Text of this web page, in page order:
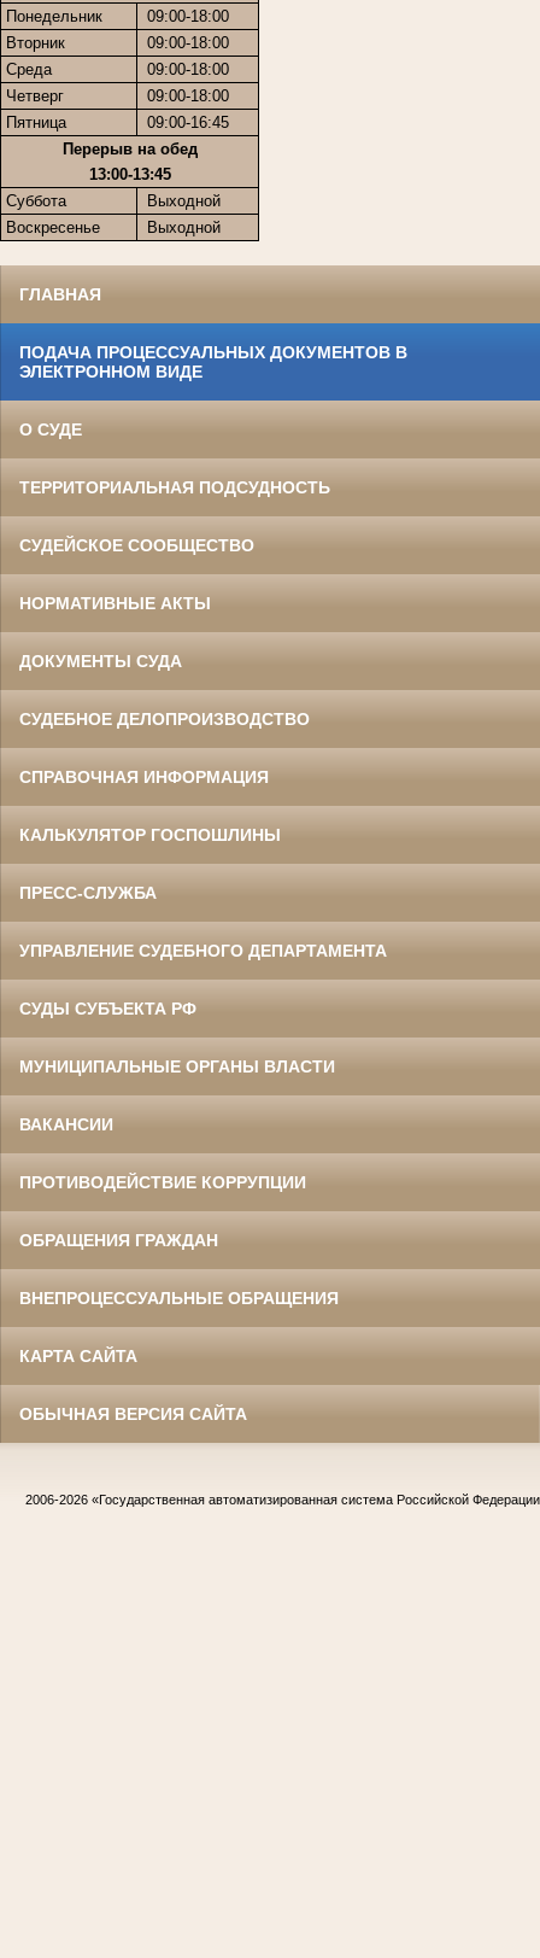
Понедельник
09:00-18:00
Вторник
09:00-18:00
Среда
09:00-18:00
Четверг
09:00-18:00
Пятница
09:00-16:45
Перерыв на обед
13:00-13:45
Суббота
Выходной
Воскресенье
Выходной
ГЛАВНАЯ
ПОДАЧА ПРОЦЕССУАЛЬНЫХ ДОКУМЕНТОВ В
ЭЛЕКТРОННОМ ВИДЕ
О СУДЕ
ТЕРРИТОРИАЛЬНАЯ ПОДСУДНОСТЬ
СУДЕЙСКОЕ СООБЩЕСТВО
НОРМАТИВНЫЕ АКТЫ
ДОКУМЕНТЫ СУДА
СУДЕБНОЕ ДЕЛОПРОИЗВОДСТВО
СПРАВОЧНАЯ ИНФОРМАЦИЯ
КАЛЬКУЛЯТОР ГОСПОШЛИНЫ
ПРЕСС-СЛУЖБА
УПРАВЛЕНИЕ СУДЕБНОГО ДЕПАРТАМЕНТА
СУДЫ СУБЪЕКТА РФ
МУНИЦИПАЛЬНЫЕ ОРГАНЫ ВЛАСТИ
ВАКАНСИИ
ПРОТИВОДЕЙСТВИЕ КОРРУПЦИИ
ОБРАЩЕНИЯ ГРАЖДАН
ВНЕПРОЦЕССУАЛЬНЫЕ ОБРАЩЕНИЯ
КАРТА САЙТА
ОБЫЧНАЯ ВЕРСИЯ САЙТА
2006-2026 «Государственная автоматизированная система Российской